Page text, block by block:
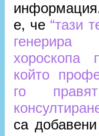
е, че “тази
генерира
който
го
са